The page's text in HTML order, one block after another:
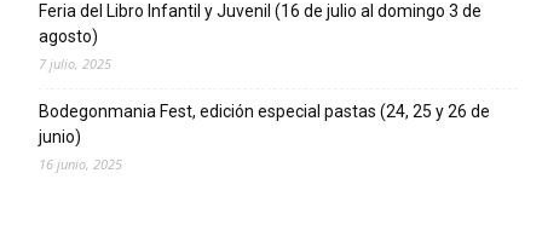
Feria del Libro Infantil y Juvenil (16 de julio al domingo 3 de
agosto)
7 julio, 2025
Bodegonmania Fest, edición especial pastas (24, 25 y 26 de
junio)
16 junio, 2025